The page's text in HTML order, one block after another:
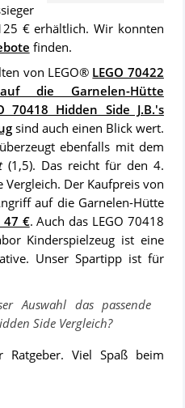
€ er­hält­lich. Wir konn­ten
fin­den.
von LEGO® LEGO 70422
die Garnelen-Hütte
70418 Hidden Side J.B.'s
sind auch ei­nen Blick wert.
ebenfalls mit dem
(1,5). Das reicht für den 4.
Vergleich. Der Kauf­preis von
auf die Garnelen-Hütte
47 €. Auch das LEGO 70418
Kinderspielzeug ist eine
Unser Spartipp ist für
Auswahl das passende
Side Vergleich?
Ratgeber. Viel Spaß beim